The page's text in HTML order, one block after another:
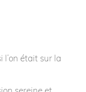
l’on était sur la